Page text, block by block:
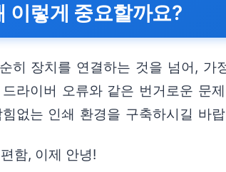
이렇게 중요할까요?
히 장치를 연결하는 것을 넘어,
라이버 오류와 같은 번거로운 문
없는 인쇄 환경을 구축하시길 바
함, 이제 안녕!